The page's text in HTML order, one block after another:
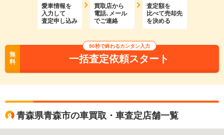
愛車情報を
入力して
査定申し込み
買取店から
電話､メール
でご連絡
査定額を
比べて売却先
を決める
90秒で終わるカンタン入力
無
料
一括査定依頼スタート
青森県青森市の車買取・車査定店舗一覧